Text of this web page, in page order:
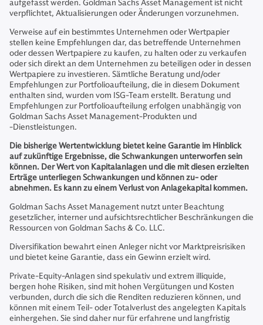
aufgefasst werden. Goldman Sachs Asset Management ist nicht
verpflichtet, Aktualisierungen oder Änderungen vorzunehmen.
Verweise auf ein bestimmtes Unternehmen oder Wertpapier
stellen keine Empfehlungen dar, das betreffende Unternehmen
oder dessen Wertpapiere zu kaufen, zu halten oder zu verkaufen
oder sich direkt an dem Unternehmen zu beteiligen oder in dessen
Wertpapiere zu investieren. Sämtliche Beratung und/oder
Empfehlungen zur Portfolioaufteilung, die in diesem Dokument
enthalten sind, wurden vom ISG-Team erstellt. Beratung und
Empfehlungen zur Portfolioaufteilung erfolgen unabhängig von
Goldman Sachs Asset Management-Produkten und
‑Dienstleistungen.
Die bisherige Wertentwicklung bietet keine Garantie im Hinblick
auf zukünftige Ergebnisse, die Schwankungen unterworfen sein
können. Der Wert von Kapitalanlagen und die mit diesen erzielten
Erträge unterliegen Schwankungen und können zu- oder
abnehmen. Es kann zu einem Verlust von Anlagekapital kommen.
Goldman Sachs Asset Management nutzt unter Beachtung
gesetzlicher, interner und aufsichtsrechtlicher Beschränkungen die
Ressourcen von Goldman Sachs & Co. LLC.
Diversifikation bewahrt einen Anleger nicht vor Marktpreisrisiken
und bietet keine Garantie, dass ein Gewinn erzielt wird.
Private-Equity-Anlagen sind spekulativ und extrem illiquide,
bergen hohe Risiken, sind mit hohen Vergütungen und Kosten
verbunden, durch die sich die Renditen reduzieren können, und
können mit einem Teil- oder Totalverlust des angelegten Kapitals
einhergehen. Sie sind daher nur für erfahrene und langfristig